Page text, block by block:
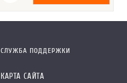
СЛУЖБА ПОДДЕРЖКИ
КАРТА САЙТА